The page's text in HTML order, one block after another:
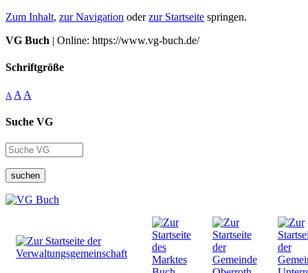
Zum Inhalt, zur Navigation oderzur Startseite springen.
VG Buch | Online: https://www.vg-buch.de/
Schriftgröße
A A A
Suche VG
suchen